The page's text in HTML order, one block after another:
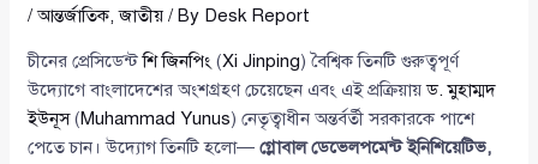
/আন্তর্জাতিক,জাতীয় / By Desk Report
চীনের প্রেসিডেন্টশি জিনপিং (Xi Jinping) বৈশ্বিক তিনটি গুরুত্বপূর্ণ
উদ্যোগে বাংলাদেশের অংশগ্রহণ চেয়েছেন এবং এই প্রক্রিয়ায়ড. মুহাম্মদ
ইউনূস(Muhammad Yunus) নেতৃত্বাধীন অন্তর্বর্তী সরকারকে পাশে
পেতে চান। উদ্যোগ তিনটি হলো—গ্লোবাল ডেভেলপমেন্ট ইনিশিয়েটিভ,